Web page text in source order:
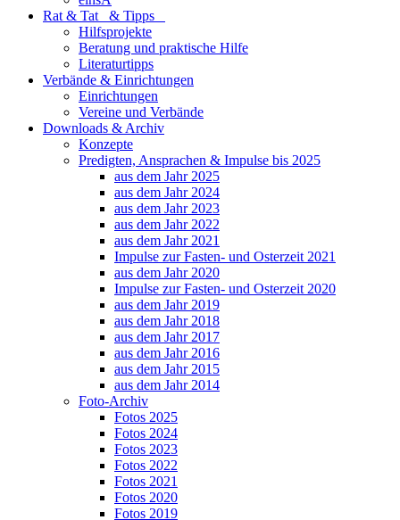
Rat & Tat & Tipps
Hilfsprojekte
Beratung und praktische Hilfe
Literaturtipps
Verbände & Einrichtungen
Einrichtungen
Vereine und Verbände
Downloads & Archiv
Konzepte
Predigten, Ansprachen & Impulse bis 2025
aus dem Jahr 2025
aus dem Jahr 2024
aus dem Jahr 2023
aus dem Jahr 2022
aus dem Jahr 2021
Impulse zur Fasten- und Osterzeit 2021
aus dem Jahr 2020
Impulse zur Fasten- und Osterzeit 2020
aus dem Jahr 2019
aus dem Jahr 2018
aus dem Jahr 2017
aus dem Jahr 2016
aus dem Jahr 2015
aus dem Jahr 2014
Foto-Archiv
Fotos 2025
Fotos 2024
Fotos 2023
Fotos 2022
Fotos 2021
Fotos 2020
Fotos 2019